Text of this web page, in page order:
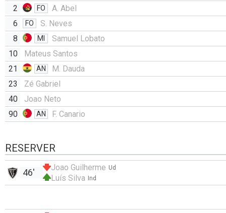
2
FO
A. Abel
6
FO
S. Neves
8
MI
Samuel Lobato
10
Mateus Santos
21
AN
M. Dauda
23
Zé Gabriel
40
Joao Neto
90
AN F. Canario
RESERVER
Ud
Joao Guilherme
Ind
Luís Silva
46'